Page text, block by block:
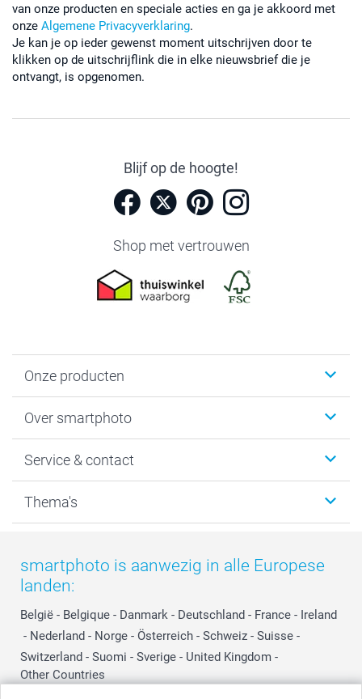
van onze producten en speciale acties en ga je akkoord met
onze Algemene Privacyverklaring.
Je kan je op ieder gewenst moment uitschrijven door te
klikken op de uitschrijflink die in elke nieuwsbrief die je
ontvangt, is opgenomen.
Blijf op de hoogte!
Shop met vertrouwen
Onze producten
Fotoboeken
Fotocadeaus
Kaarten
Over smartphoto
Vacatures
Bestelproces
Privacy
Cookiebeleid
Reviews
Prijslijst
Investor Relations
Service & contact
Tevredenheidsgarantie
smartbonus
smartfriends
service@smartphoto.nl
Affiliate partnerprogramma
Partnerships
Influencer partnerprogramma
Thema's
Moederdag
Vaderdag
Huwelijk
smartphoto is aanwezig in alle Europese
landen:
België - Belgique - Danmark - Deutschland - France - Ireland
- Nederland - Norge - Österreich - Schweiz - Suisse -
Switzerland - Suomi - Sverige - United Kingdom -
Other Countries